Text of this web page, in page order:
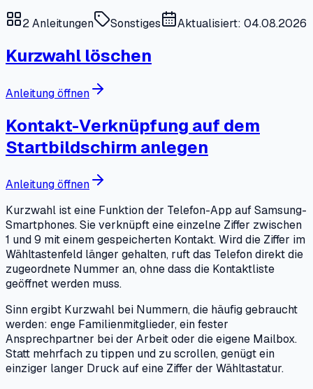
2Anleitungen Sonstiges Aktualisiert: 04.08.2026
Kurzwahl löschen
Anleitung öffnen
Kontakt-Verknüpfung auf dem
Startbildschirm anlegen
Anleitung öffnen
Kurzwahl ist eine Funktion der Telefon-App auf Samsung-
Smartphones. Sie verknüpft eine einzelne Ziffer zwischen
1 und 9 mit einem gespeicherten Kontakt. Wird die Ziffer im
Wähltastenfeld länger gehalten, ruft das Telefon direkt die
zugeordnete Nummer an, ohne dass die Kontaktliste
geöffnet werden muss.
Sinn ergibt Kurzwahl bei Nummern, die häufig gebraucht
werden: enge Familienmitglieder, ein fester
Ansprechpartner bei der Arbeit oder die eigene Mailbox.
Statt mehrfach zu tippen und zu scrollen, genügt ein
einziger langer Druck auf eine Ziffer der Wähltastatur.